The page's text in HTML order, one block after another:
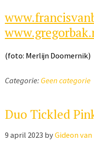
(foto: Merlijn Doomernik)
Categorie:Geen categorie
Duo Tickled
9 april 2023 byGideon van